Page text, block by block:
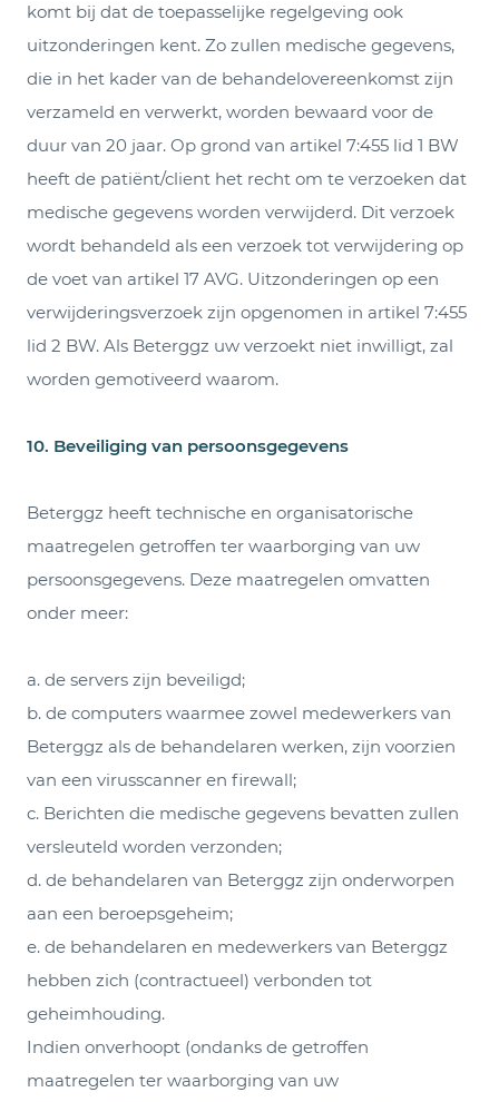
komt bij dat de toepasselijke regelgeving ook
uitzonderingen kent. Zo zullen medische gegevens,
die in het kader van de behandelovereenkomst zijn
verzameld en verwerkt, worden bewaard voor de
duur van 20 jaar. Op grond van artikel 7:455 lid 1 BW
heeft de patiënt/client het recht om te verzoeken dat
medische gegevens worden verwijderd. Dit verzoek
wordt behandeld als een verzoek tot verwijdering op
de voet van artikel 17 AVG. Uitzonderingen op een
verwijderingsverzoek zijn opgenomen in artikel 7:455
lid 2 BW. Als Beterggz uw verzoekt niet inwilligt, zal
worden gemotiveerd waarom.
10. Beveiliging van persoonsgegevens
Beterggz heeft technische en organisatorische
maatregelen getroffen ter waarborging van uw
persoonsgegevens. Deze maatregelen omvatten
onder meer:
a. de servers zijn beveiligd;
b. de computers waarmee zowel medewerkers van
Beterggz als de behandelaren werken, zijn voorzien
van een virusscanner en firewall;
c. Berichten die medische gegevens bevatten zullen
versleuteld worden verzonden;
d. de behandelaren van Beterggz zijn onderworpen
aan een beroepsgeheim;
e. de behandelaren en medewerkers van Beterggz
hebben zich (contractueel) verbonden tot
geheimhouding.
Indien onverhoopt (ondanks de getroffen
maatregelen ter waarborging van uw